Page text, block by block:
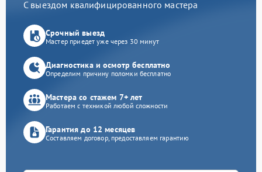
С выездом квалифицированного мастера
Срочный выезд
Мастер приедет уже через 30 минут
Диагностика и осмотр бесплатно
Определим причину поломки бесплатно
Мастера со стажем 7+ лет
Работаем с техникой любой сложности
Гарантия до 12 месяцев
Составляем договор, предоставляем гарантию